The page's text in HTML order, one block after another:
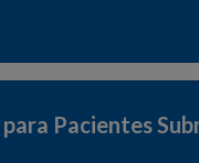
Pacientes